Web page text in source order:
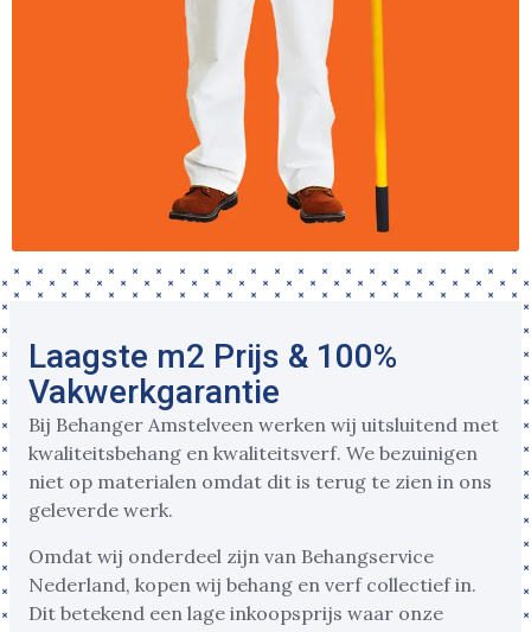
Laagste m2 Prijs & 100%
Vakwerkgarantie
Bij Behanger Amstelveen werken wij uitsluitend met
kwaliteitsbehang en kwaliteitsverf. We bezuinigen
niet op materialen omdat dit is terug te zien in ons
geleverde werk.
Omdat wij onderdeel zijn van Behangservice
Nederland, kopen wij behang en verf collectief in.
Dit betekend een lage inkoopsprijs waar onze